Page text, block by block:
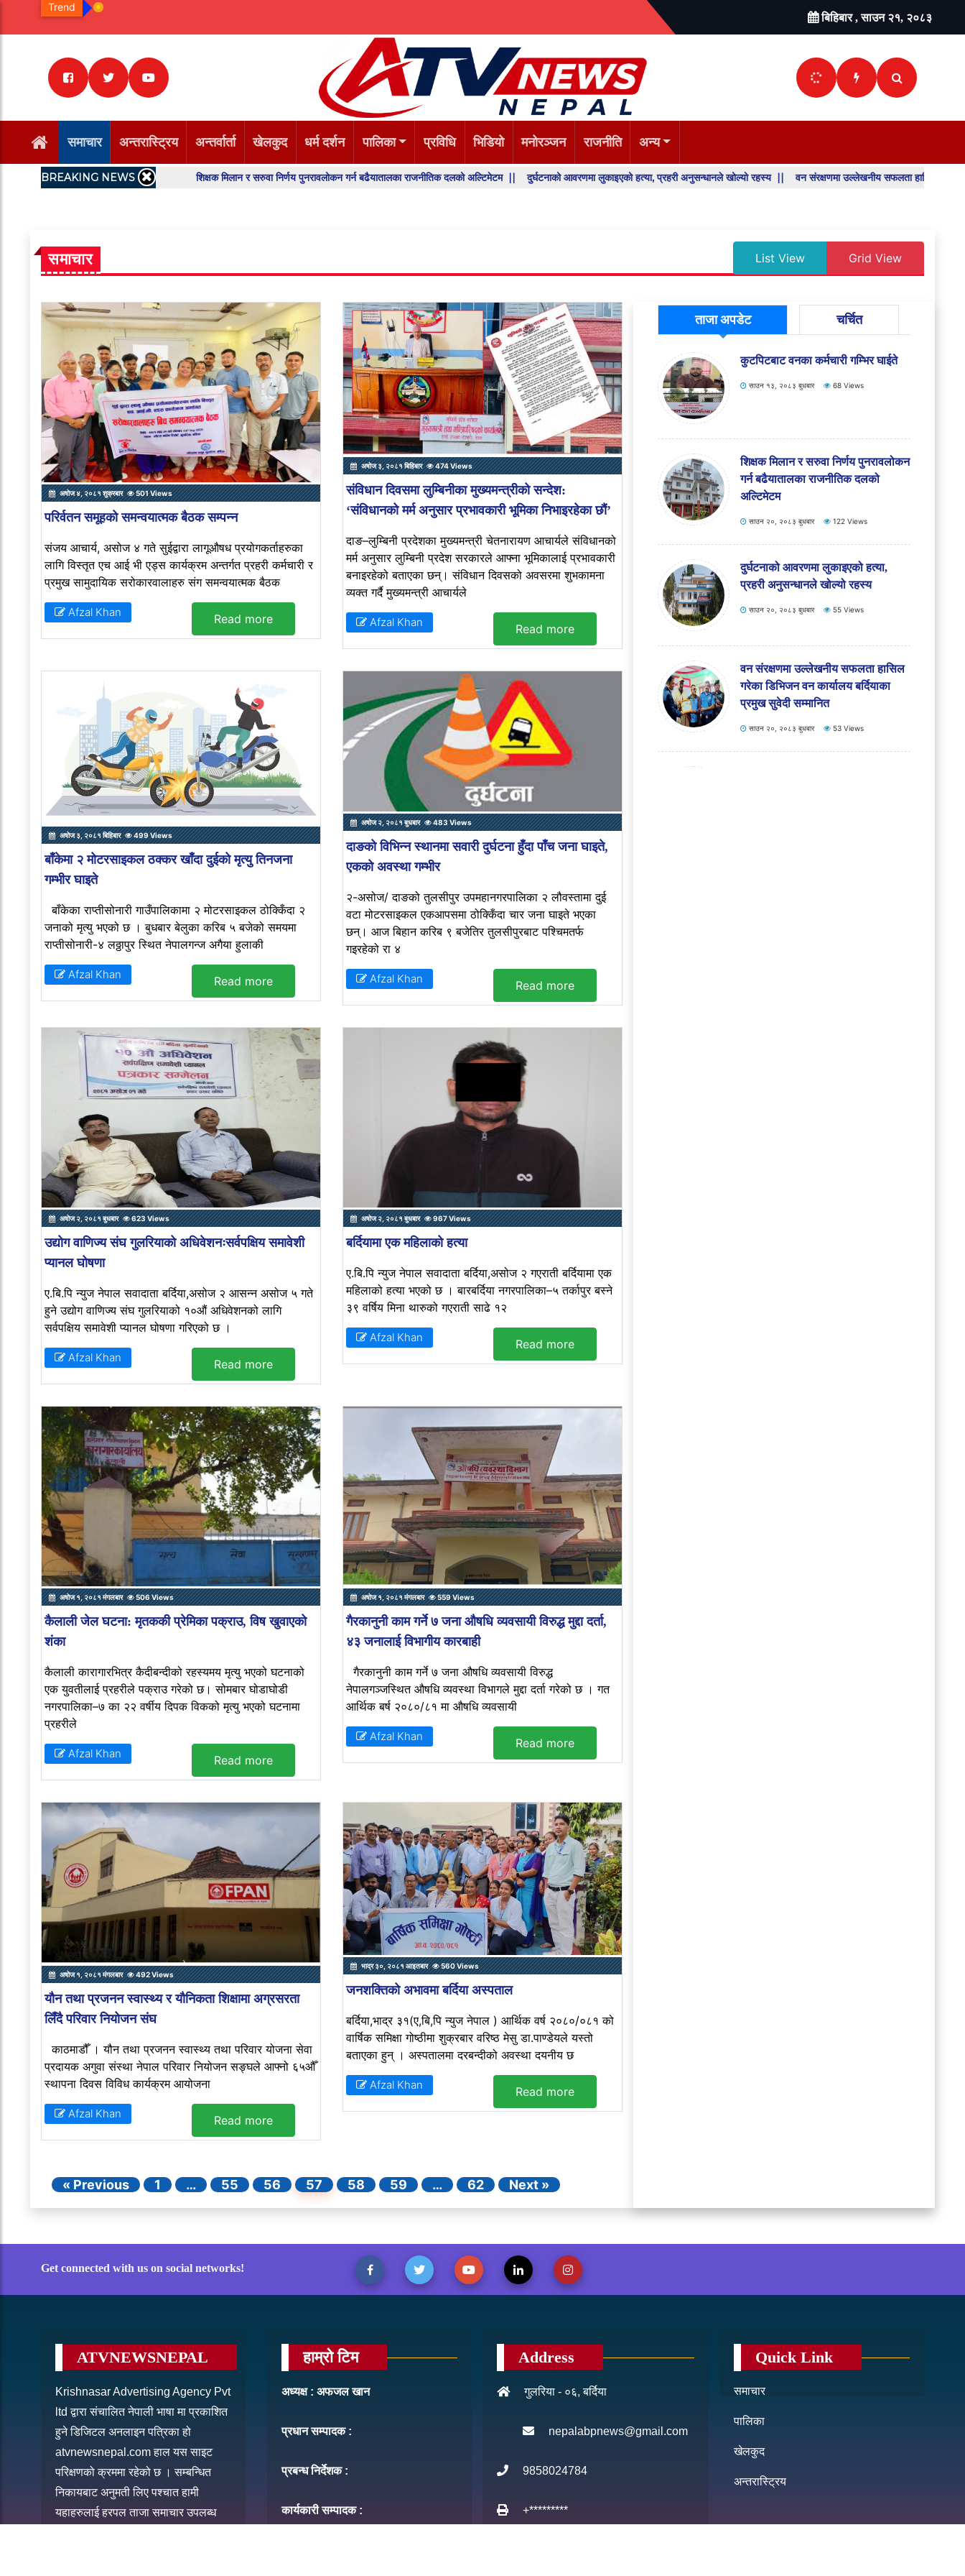
Trend
बिहिबार , साउन २१, २०८३
समाचार अन्तरास्ट्रिय अन्तर्वार्ता खेलकुद धर्म दर्शन पालिका प्रविधि भिडियो मनोरञ्जन राजनीति अन्य
शिक्षक मिलान र सरुवा निर्णय पुनरावलोकन गर्न बढैयातालका राजनीतिक दलको अल्टिमेटम ||दुर्घटनाको आवरणमा लुकाइएको हत्या, प्रहरी अनुसन्धानले खोल्यो रहस्य ||वन संरक्षणमा उल्लेखनीय सफलता हासिल गरेका डिभिजन वन
BREAKING NEWS
समाचार List View Grid View
अषोज ४, २०८१ शुक्रबार 501 Views
परिर्वतन समूहको समन्वयात्मक बैठक सम्पन्न
संजय आचार्य, असोज ४ गते सुईद्वारा लागूऔषध प्रयोगकर्ताहरुका
लागि विस्तृत एच आई भी एड्स कार्यक्रम अन्तर्गत प्रहरी कर्मचारी र
प्रमुख सामुदायिक सरोकारवालाहरु संग समन्वयात्मक बैठक
Afzal Khan Read more
अषोज ३, २०८१ बिहिबार 474 Views
संविधान दिवसमा लुम्बिनीका मुख्यमन्त्रीको सन्देश:
‘संविधानको मर्म अनुसार प्रभावकारी भूमिका निभाइरहेका छौं’
दाङ–लुम्बिनी प्रदेशका मुख्यमन्त्री चेतनारायण आचार्यले संविधानको
मर्म अनुसार लुम्बिनी प्रदेश सरकारले आफ्ना भूमिकालाई प्रभावकारी
बनाइरहेको बताएका छन्। संविधान दिवसको अवसरमा शुभकामना
व्यक्त गर्दै मुख्यमन्त्री आचार्यले
Afzal Khan Read more
अषोज ३, २०८१ बिहिबार 499 Views
बाँकेमा २ मोटरसाइकल ठक्कर खाँदा दुईको मृत्यु तिनजना
गम्भीर घाइते
बाँकेका राप्तीसोनारी गाउँपालिकामा २ मोटरसाइकल ठोक्किँदा २
जनाको मृत्यु भएको छ । बुधबार बेलुका करिब ५ बजेको समयमा
राप्तीसोनारी-४ लठ्ठापुर स्थित नेपालगन्ज अगैया हुलाकी
Afzal Khan Read more
अषोज २, २०८१ बुधबार 483 Views
दाङको विभिन्न स्थानमा सवारी दुर्घटना हुँदा पाँच जना घाइते,
एकको अवस्था गम्भीर
२-असोज/ दाङको तुलसीपुर उपमहानगरपालिका २ लौवस्तामा दुई
वटा मोटरसाइकल एकआपसमा ठोक्किँदा चार जना घाइते भएका
छन्। आज बिहान करिब ९ बजेतिर तुलसीपुरबाट पश्चिमतर्फ
गइरहेको रा ४
Afzal Khan Read more
अषोज २, २०८१ बुधबार 623 Views
उद्योग वाणिज्य संघ गुलरियाको अधिवेशनःसर्वपक्षिय समावेशी
प्यानल घोषणा
ए.बि.पि न्युज नेपाल सवादाता बर्दिया,असोज २ आसन्न असोज ५ गते
हुने उद्योग वाणिज्य संघ गुलरियाको १०औं अधिवेशनको लागि
सर्वपक्षिय समावेशी प्यानल घोषणा गरिएको छ ।
Afzal Khan Read more
अषोज २, २०८१ बुधबार 967 Views
बर्दियामा एक महिलाको हत्या
ए.बि.पि न्युज नेपाल सवादाता बर्दिया,असोज २ गएराती बर्दियामा एक
महिलाको हत्या भएको छ । बारबर्दिया नगरपालिका–५ तर्कापुर बस्ने
३९ वर्षिय मिना थारुको गएराती साढे १२
Afzal Khan Read more
अषोज १, २०८१ मंगलबार 506 Views
कैलाली जेल घटना: मृतककी प्रेमिका पक्राउ, विष खुवाएको
शंका
कैलाली कारागारभित्र कैदीबन्दीको रहस्यमय मृत्यु भएको घटनाको
एक युवतीलाई प्रहरीले पक्राउ गरेको छ। सोमबार घोडाघोडी
नगरपालिका–७ का २२ वर्षीय दिपक विकको मृत्यु भएको घटनामा
प्रहरीले
Afzal Khan Read more
अषोज १, २०८१ मंगलबार 559 Views
गैरकानुनी काम गर्ने ७ जना औषधि व्यवसायी विरुद्ध मुद्दा दर्ता,
४३ जनालाई विभागीय कारबाही
गैरकानुनी काम गर्ने ७ जना औषधि व्यवसायी विरुद्ध
नेपालगञ्जस्थित औषधि व्यवस्था विभागले मुद्दा दर्ता गरेको छ । गत
आर्थिक बर्ष २०८०/८१ मा औषधि व्यवसायी
Afzal Khan Read more
अषोज १, २०८१ मंगलबार 492 Views
यौन तथा प्रजनन स्वास्थ्य र यौनिकता शिक्षामा अग्रसरता
लिँदै परिवार नियोजन संघ
काठमाडौँ । यौन तथा प्रजनन स्वास्थ्य तथा परिवार योजना सेवा
प्रदायक अगुवा संस्था नेपाल परिवार नियोजन सङ्घले आफ्नो ६५औँ
स्थापना दिवस विविध कार्यक्रम आयोजना
Afzal Khan Read more
भाद्र ३०, २०८१ आइतबार 560 Views
जनशक्तिको अभावमा बर्दिया अस्पताल
बर्दिया,भाद्र ३१(ए,बि,पि न्युज नेपाल ) आर्थिक वर्ष २०८०/०८१ को
वार्षिक समिक्षा गोष्ठीमा शुक्रबार वरिष्ठ मेसु डा.पाण्डेयले यस्तो
बताएका हुन् । अस्पतालमा दरबन्दीको अवस्था दयनीय छ
Afzal Khan Read more
« Previous 1 … 55 56 57 58 59 … 62 Next »
ताजा अपडेट चर्चित
बर्दियामा अवैध माटो उत्खननमा प्रयोग
भएका ४ सवारी साधन नियन्त्रण, रु. २
लाख ७५ हजार जरिवाना
कुटपिटबाट वनका कर्मचारी गम्भिर घाईते
साउन १३, २०८३ बुधबार
शिक्षक मिलान र सरुवा निर्णय पुनरावलोकन
गर्न बढैयातालका राजनीतिक दलको
दुर्घटनाको आवरणमा लुकाइएको हत्या,
प्रहरी अनुसन्धानले खोल्यो रहस्य
Get connected with us on social networks!
ATVNEWSNEPAL
Krishnasar Advertising Agency Pvt
ltd द्वारा संचालित नेपाली भाषा मा प्रकाशित
हुने डिजिटल अनलाइन पत्रिका हो
atvnewsnepal.com हाल यस साइट
परिक्षणको क्रममा रहेको छ । सम्बन्धित
निकायबाट अनुमती लिए पश्चात हामी
यहाहरुलाई हरपल ताजा समाचार उपलब्ध
हाम्रो टिम
अध्यक्ष : अफजल खान
प्रधान सम्पादक :
प्रबन्ध निर्देशक :
कार्यकारी सम्पादक :
Address
गुलरिया - ०६, बर्दिया
nepalabpnews@gmail.com
9858024784
+*********
Quick Link
समाचार
पालिका
खेलकुद
अन्तरास्ट्रिय